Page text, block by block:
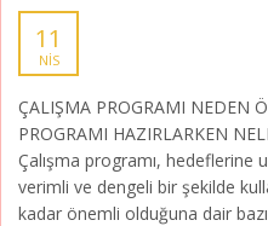
11
NIS
ÇALIŞMA PROGRAMI NEDEN
PROGRAMI HAZIRLARKEN
Çalışma programı, hedeflerine
verimli ve dengeli bir şekilde
kadar önemli olduğuna dair